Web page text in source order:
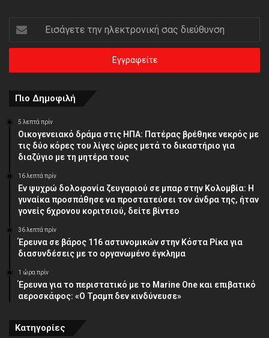
την
ηλεκτρονική
διεύθυνση
Πιο Δημοφιλή
5 λεπτά πρίν
Οικογενειακό δράμα στις ΗΠΑ: Πατέρας βρέθηκε νεκρός με
τις δύο κόρες του λίγες ώρες μετά το δικαστήριο για
διαζύγιο με τη μητέρα τους
16 λεπτά πρίν
Εν ψυχρώ δολοφονία ζευγαριού σε μπαρ στην Κολομβία: Η
γυναίκα προσπάθησε να προστατεύσει τον άνδρα της, ήταν
γονείς 6χρονου κοριτσιού, δείτε βίντεο
36 λεπτά πρίν
Έρευνα σε βάρος 116 αστυνομικών στην Κόστα Ρίκα για
διασυνδέσεις με το οργανωμένο έγκλημα
1 ώρα πρίν
Έρευνα για το περιστατικό με το Marine One και επιβατικό
αεροσκάφος: «Ο Τραμπ δεν κινδύνευσε»
Κατηγορίες